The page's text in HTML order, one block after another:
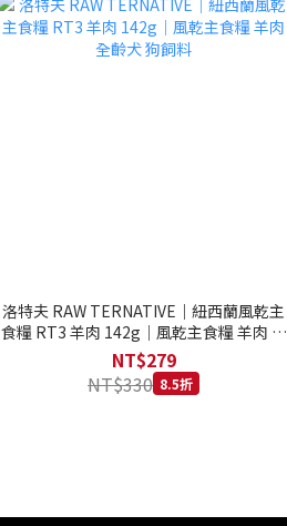
洛特夫 RAW TERNATIVE｜紐西蘭風乾主
食糧 RT3 羊肉 142g｜風乾主食糧 羊肉 全
齡犬 狗飼料
NT$279
NT$330 8.5折